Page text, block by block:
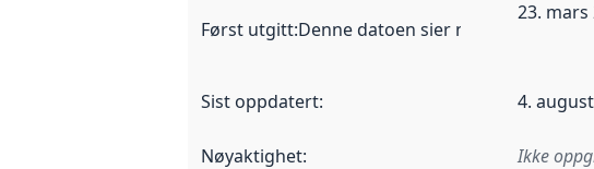
Først utgitt:Denne datoen sier når dataene i
23. mars
Sist oppdatert: 4.
Nøyaktighet: Ikke